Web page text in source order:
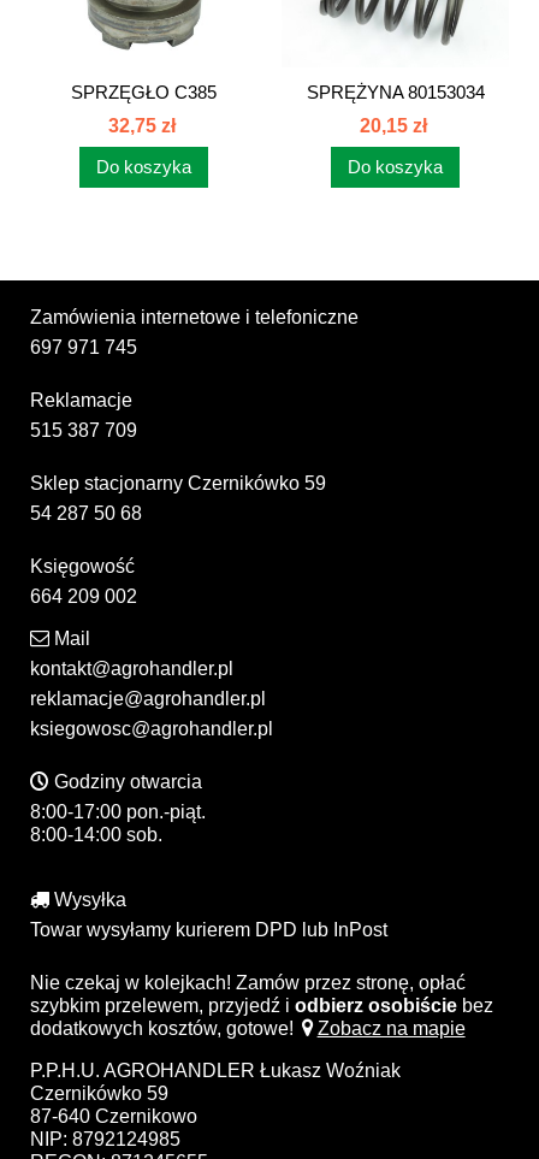
SPRZĘGŁO C385
80153033
32,75 zł
Do koszyka
SPRĘŻYNA 80153034
20,15 zł
Do koszyka
Zamówienia internetowe i telefoniczne
697 971 745
Reklamacje
515 387 709
Sklep stacjonarny Czernikówko 59
54 287 50 68
Księgowość
664 209 002
Mail
kontakt@agrohandler.pl
reklamacje@agrohandler.pl
ksiegowosc@agrohandler.pl
Godziny otwarcia
8:00-17:00 pon.-piąt.
8:00-14:00 sob.
Wysyłka
Towar wysyłamy kurierem DPD lub InPost
Nie czekaj w kolejkach! Zamów przez stronę, opłać
szybkim przelewem, przyjedź i odbierz osobiście bez
dodatkowych kosztów, gotowe!
Zobacz na mapie
P.P.H.U. AGROHANDLER Łukasz Woźniak
Czernikówko 59
87-640 Czernikowo
NIP: 8792124985